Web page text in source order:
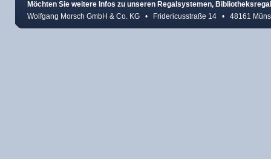
Möchten Sie weitere Infos zu unseren Regalsystemen,
Wolfgang Morsch GmbH & Co. KG • Fridericusstraße 14 • 48161